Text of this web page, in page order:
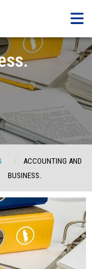
ACCOUNTING AND
BUSINESS.